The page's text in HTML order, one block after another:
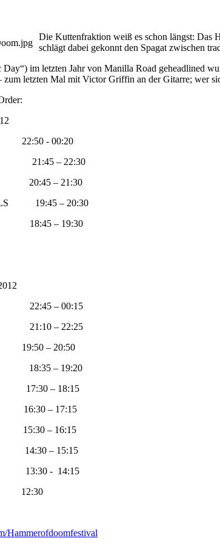
Die Kuttenfraktion weiß es schon längst: Das
schlägt dabei gekonnt den Spagat zwischen
im letzten Jahr von Manilla Road geheadlined
zum letzten Mal mit Victor Griffin an der Gitarre; wer
- 00:20
21:45 – 22:30
20:45 – 21:30
19:45 – 20:30
– 19:30
– 00:15
– 22:25
– 20:50
18:35 – 19:20
– 18:15
– 17:15
– 16:15
– 15:15
13:30 - 14:15
Hammerofdoomfestival